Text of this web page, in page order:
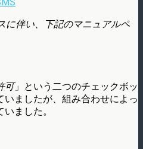
に伴い、下記のマニュアルペ
可」という二つのチェックボッ
いましたが、組み合わせによっ
ました。